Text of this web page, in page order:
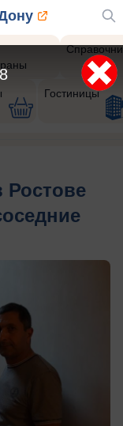
Гостиницы
Ростове
6